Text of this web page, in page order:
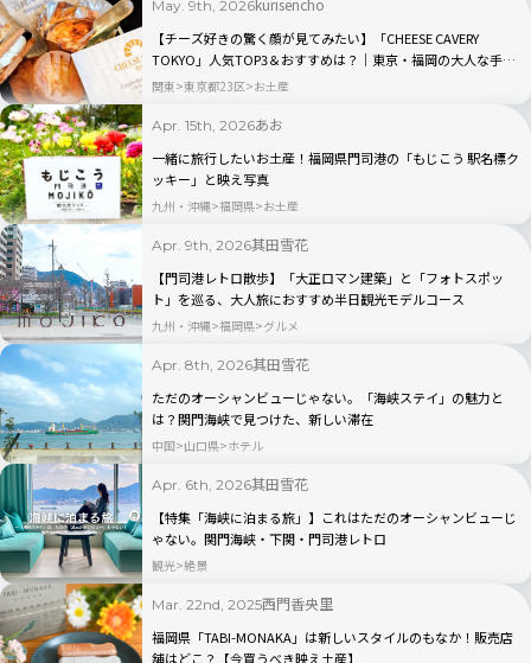
May. 9th, 2026kurisencho
【チーズ好きの驚く顔が見てみたい】「CHEESE CAVERY
TOKYO」人気TOP3＆おすすめは？｜東京・福岡の大人な手土
産
関東 東京都23区 お土産
Apr. 15th, 2026あお
一緒に旅行したいお土産！福岡県門司港の「もじこう 駅名標ク
ッキー」と映え写真
九州・沖縄 福岡県 お土産
Apr. 9th, 2026其田雪花
【門司港レトロ散歩】「大正ロマン建築」と「フォトスポッ
ト」を巡る、大人旅におすすめ半日観光モデルコース
九州・沖縄 福岡県 グルメ
Apr. 8th, 2026其田雪花
ただのオーシャンビューじゃない。「海峡ステイ」の魅力と
は？関門海峡で見つけた、新しい滞在
中国 山口県 ホテル
Apr. 6th, 2026其田雪花
【特集「海峡に泊まる旅」】これはただのオーシャンビューじ
ゃない。関門海峡・下関・門司港レトロ
観光 絶景
Mar. 22nd, 2025西門香央里
福岡県「TABI-MONAKA」は新しいスタイルのもなか！販売店
舗はどこ？【今買うべき映え土産】